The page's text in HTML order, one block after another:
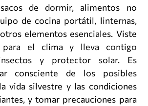
de dormir, alimentos no
de cocina portátil, linternas,
elementos esenciales. Viste
para el clima y lleva contigo
y protector solar. Es
consciente de los posibles
vida silvestre y las condiciones
y tomar precauciones para